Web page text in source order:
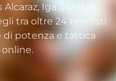
Iga Swiatek,
tra oltre 24 tennisti
di potenza e tattica